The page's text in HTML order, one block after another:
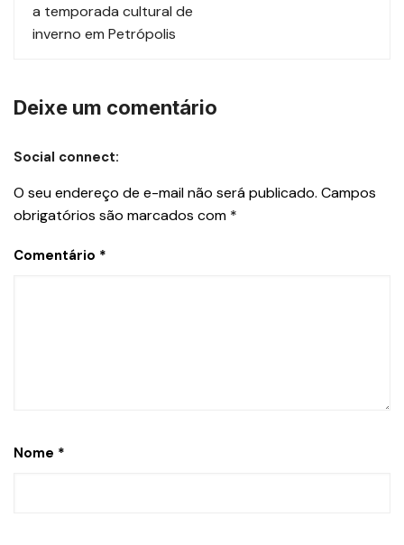
a temporada cultural de
inverno em Petrópolis
Deixe um comentário
Social connect:
O seu endereço de e-mail não será publicado. Campos
obrigatórios são marcados com *
Comentário *
Nome *